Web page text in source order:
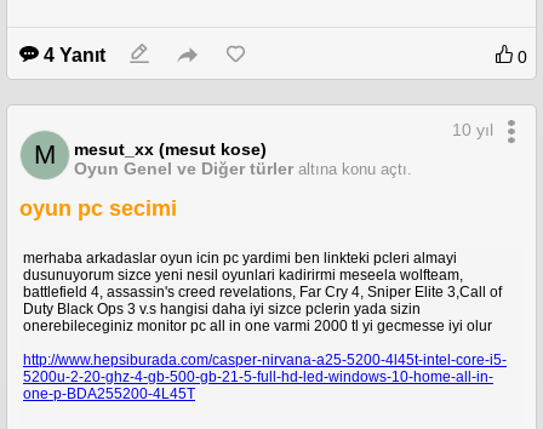
4 Yanıt 0
M
mesut_xx (mesut kose)
Oyun Genel ve Diğer türler altına konu açtı.
10 yıl
oyun pc secimi
merhaba arkadaslar oyun icin pc yardimi ben linkteki pcleri almayi
dusunuyorum sizce yeni nesil oyunlari kadirirmi meseela wolfteam,
battlefield 4, assassin's creed revelations, Far Cry 4, Sniper Elite 3,Call of
Duty Black Ops 3 v.s hangisi daha iyi sizce pclerin yada sizin
onerebileceginiz monitor pc all in one varmi 2000 tl yi gecmesse iyi olur
http://www.hepsiburada.com/casper-nirvana-a25-5200-4l45t-intel-core-i5-
5200u-2-20-ghz-4-gb-500-gb-21-5-full-hd-led-windows-10-home-all-in-
one-p-BDA255200-4L45T